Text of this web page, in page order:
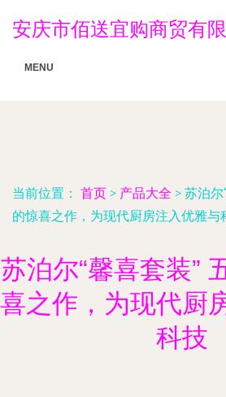
安庆市佰送宜购商贸有
MENU
当前位置： 首页 > 产品大全 > 苏泊尔
的惊喜之作，为现代厨房注入优雅与
苏泊尔“馨喜套装”
喜之作，为现代厨
科技